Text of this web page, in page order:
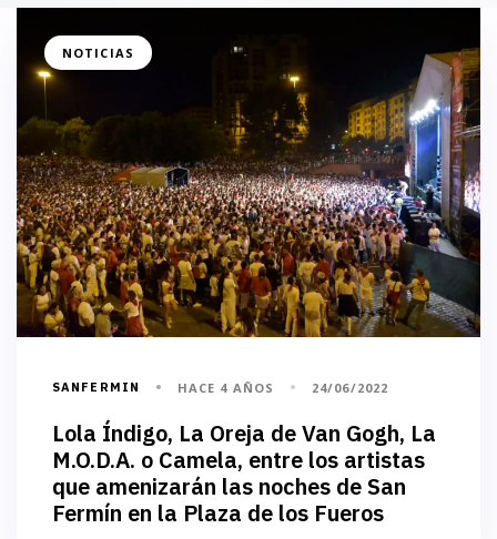
NOTICIAS
SANFERMIN HACE 4 AÑOS 24/06/2022
Lola Índigo, La Oreja de Van Gogh, La
M.O.D.A. o Camela, entre los artistas
que amenizarán las noches de San
Fermín en la Plaza de los Fueros